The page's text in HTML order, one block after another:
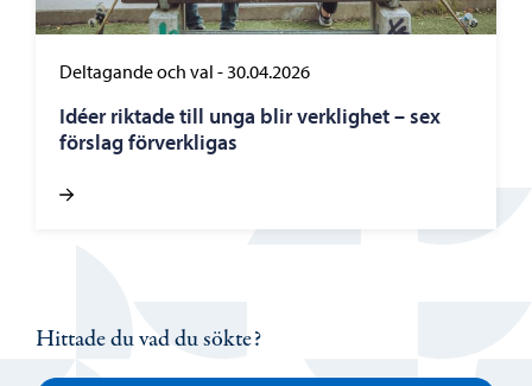
Deltagande och val - 30.04.2026
Idéer riktade till unga blir verklighet – sex
förslag förverkligas
Hittade du vad du sökte?